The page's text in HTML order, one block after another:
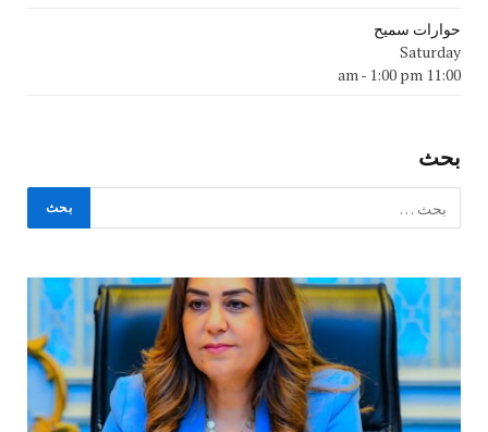
حوارات سميح
Saturday
11:00 am
- 1:00 pm
بحث